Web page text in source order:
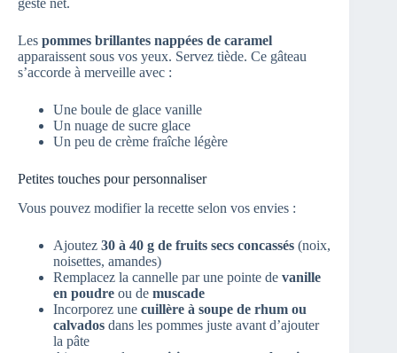
geste net.
Les pommes brillantes nappées de caramel
apparaissent sous vos yeux. Servez tiède. Ce gâteau
s’accorde à merveille avec :
Une boule de glace vanille
Un nuage de sucre glace
Un peu de crème fraîche légère
Petites touches pour personnaliser
Vous pouvez modifier la recette selon vos envies :
Ajoutez 30 à 40 g de fruits secs concassés (noix,
noisettes, amandes)
Remplacez la cannelle par une pointe de vanille
en poudre ou de muscade
Incorporez une cuillère à soupe de rhum ou
calvados dans les pommes juste avant d’ajouter
la pâte